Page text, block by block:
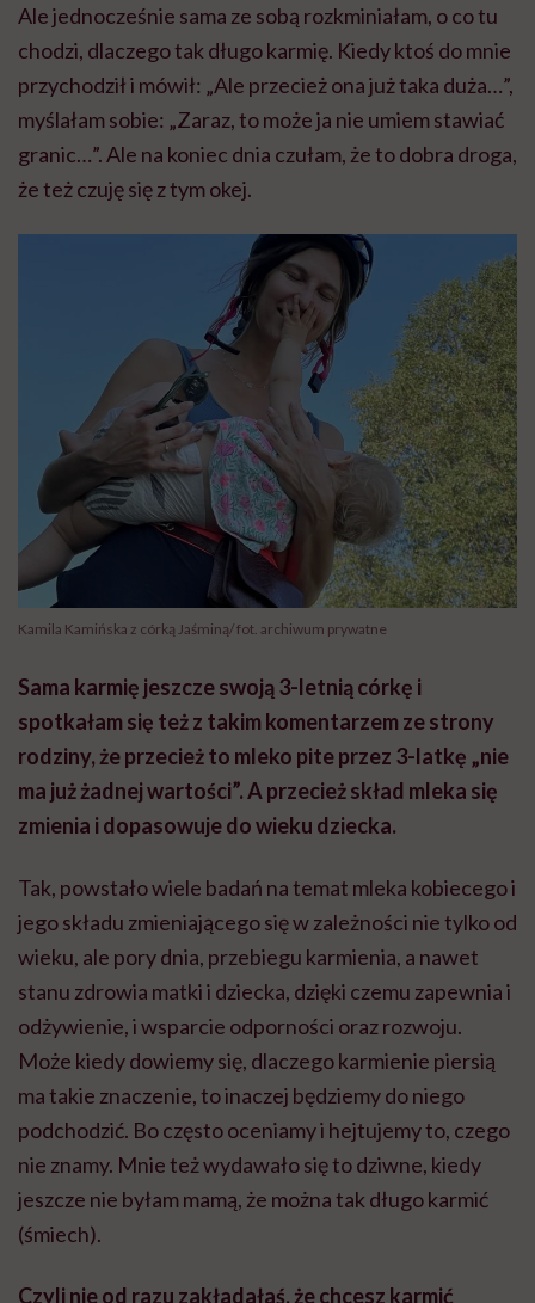
Ale jednocześnie sama ze sobą rozkminiałam, o co tu
chodzi, dlaczego tak długo karmię. Kiedy ktoś do mnie
przychodził i mówił: „Ale przecież ona już taka duża…”,
myślałam sobie: „Zaraz, to może ja nie umiem stawiać
granic…”. Ale na koniec dnia czułam, że to dobra droga,
że też czuję się z tym okej.
Kamila Kamińska z córką Jaśminą/ fot. archiwum prywatne
Sama karmię jeszcze swoją 3-letnią córkę i
spotkałam się też z takim komentarzem ze strony
rodziny, że przecież to mleko pite przez 3-latkę „nie
ma już żadnej wartości”. A przecież skład mleka się
zmienia i dopasowuje do wieku dziecka.
Tak, powstało wiele badań na temat mleka kobiecego i
jego składu zmieniającego się w zależności nie tylko od
wieku, ale pory dnia, przebiegu karmienia, a nawet
stanu zdrowia matki i dziecka, dzięki czemu zapewnia i
odżywienie, i wsparcie odporności oraz rozwoju.
Może kiedy dowiemy się, dlaczego karmienie piersią
ma takie znaczenie, to inaczej będziemy do niego
podchodzić. Bo często oceniamy i hejtujemy to, czego
nie znamy. Mnie też wydawało się to dziwne, kiedy
jeszcze nie byłam mamą, że można tak długo karmić
(śmiech).
Czyli nie od razu zakładałaś, że chcesz karmić